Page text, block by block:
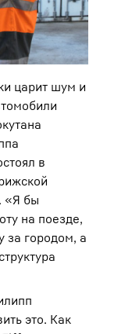
царит шум и
в
«Я бы
на поезде,
за городом, а
это. Как